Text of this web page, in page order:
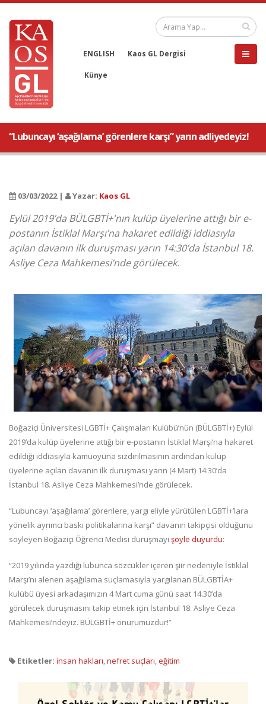
ENGLISH Kaos GL Dergisi
Künye
“Lubuncayı ‘aşağılama’ görenlere karşı” yarın adliyedeyiz!
03/03/2022 | Yazar: Kaos GL
Eylül 2019’da BÜLGBTİ+'nın kulüp üyelerine attığı bir e-
postanın İstiklal Marşı’na hakaret edildiği iddiasıyla
açılan davanın ilk duruşması yarın 14:30’da İstanbul 18.
Asliye Ceza Mahkemesi’nde görülecek.
Boğaziçi Üniversitesi LGBTİ+ Çalışmaları Kulübü’nün (BÜLGBTİ+) Eylül
2019’da kulüp üyelerine attığı bir e-postanın İstiklal Marşı’na hakaret
edildiği iddiasıyla kamuoyuna sızdırılmasının ardından kulüp
üyelerine açılan davanın ilk duruşması yarın (4 Mart) 14:30’da
İstanbul 18. Asliye Ceza Mahkemesi’nde görülecek.
“Lubuncayı ‘aşağılama’ görenlere, yargı eliyle yürütülen LGBTİ+’lara
yönelik ayrımcı baskı politikalarına karşı” davanın takipçisi olduğunu
söyleyen Boğaziçi Öğrenci Meclisi duruşmayı şöyle duyurdu:
“2019 yılında yazdığı lubunca sözcükler içeren şiir nedeniyle İstiklal
Marşı’nı alenen aşağılama suçlamasıyla yargılanan BÜLGBTİA+
kulübü üyesi arkadaşımızın 4 Mart cuma günü saat 14.30’da
görülecek duruşmasını takip etmek için İstanbul 18. Asliye Ceza
Mahkemesi’ndeyiz. BÜLGBTİ+ onurumuzdur!”
Etiketler: insan hakları,nefret suçları,eğitim